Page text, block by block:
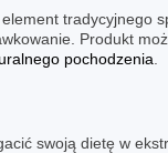
tradycyjnego
Produkt
pochodzenia
swoją dietę w